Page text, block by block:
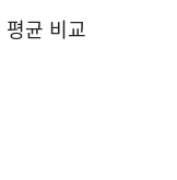
균 비교